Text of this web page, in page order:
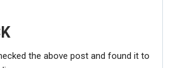
the above post and found it to